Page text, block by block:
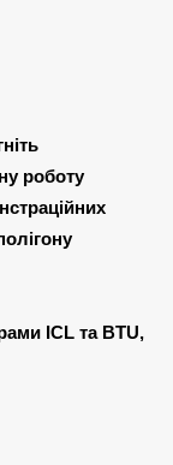
роботу
ICL та BTU,